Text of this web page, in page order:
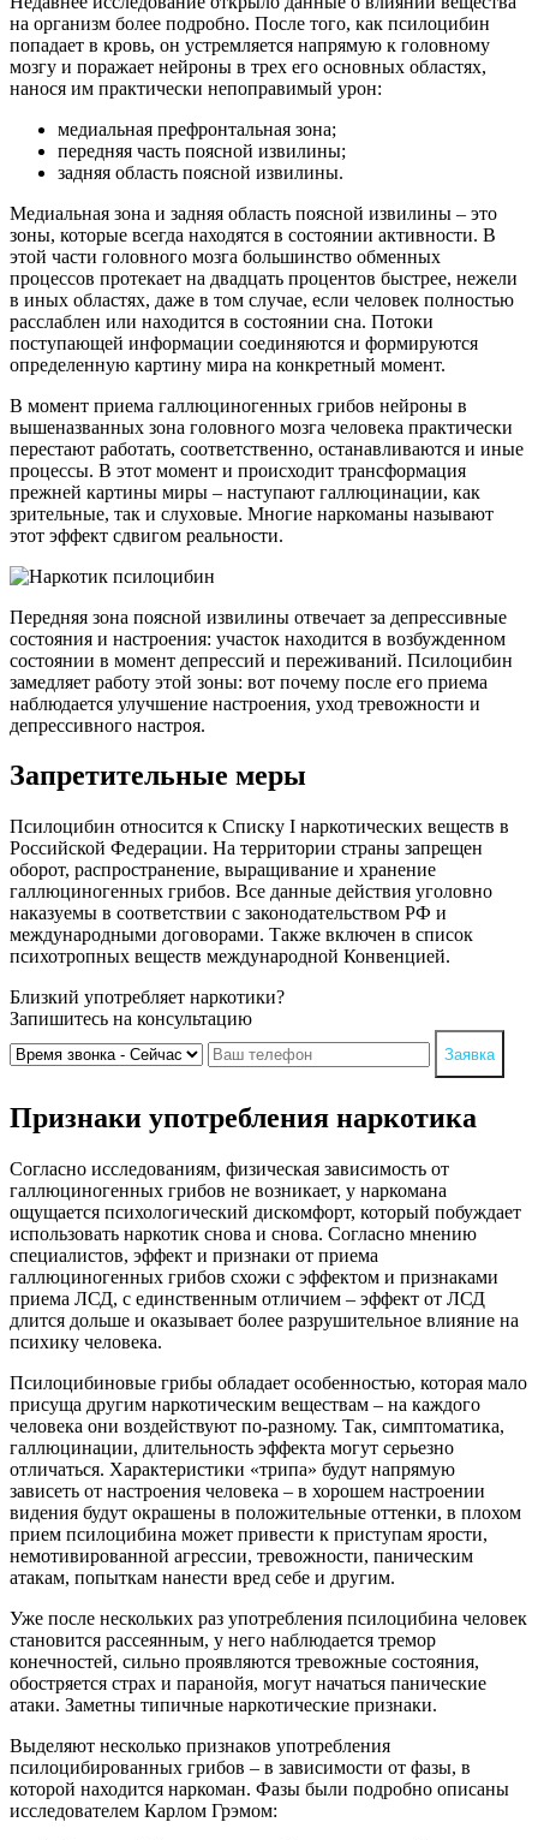
на организм более подробно. После того, как псилоцибин
попадает в кровь, он устремляется напрямую к головному
мозгу и поражает нейроны в трех его основных областях,
нанося им практически непоправимый урон:
медиальная префронтальная зона;
передняя часть поясной извилины;
задняя область поясной извилины.
Медиальная зона и задняя область поясной извилины – это
зоны, которые всегда находятся в состоянии активности. В
этой части головного мозга большинство обменных
процессов протекает на двадцать процентов быстрее, нежели
в иных областях, даже в том случае, если человек полностью
расслаблен или находится в состоянии сна. Потоки
поступающей информации соединяются и формируются
определенную картину мира на конкретный момент.
В момент приема галлюциногенных грибов нейроны в
вышеназванных зона головного мозга человека практически
перестают работать, соответственно, останавливаются и иные
процессы. В этот момент и происходит трансформация
прежней картины миры – наступают галлюцинации, как
зрительные, так и слуховые. Многие наркоманы называют
этот эффект сдвигом реальности.
Передняя зона поясной извилины отвечает за депрессивные
состояния и настроения: участок находится в возбужденном
состоянии в момент депрессий и переживаний. Псилоцибин
замедляет работу этой зоны: вот почему после его приема
наблюдается улучшение настроения, уход тревожности и
депрессивного настроя.
Запретительные меры
Псилоцибин относится к Списку I наркотических веществ в
Российской Федерации. На территории страны запрещен
оборот, распространение, выращивание и хранение
галлюциногенных грибов. Все данные действия уголовно
наказуемы в соответствии с законодательством РФ и
международными договорами. Также включен в список
психотропных веществ международной Конвенцией.
Близкий употребляет наркотики?
Запишитесь на консультацию
Заявка
Признаки употребления наркотика
Согласно исследованиям, физическая зависимость от
галлюциногенных грибов не возникает, у наркомана
ощущается психологический дискомфорт, который побуждает
использовать наркотик снова и снова. Согласно мнению
специалистов, эффект и признаки от приема
галлюциногенных грибов схожи с эффектом и признаками
приема ЛСД, с единственным отличием – эффект от ЛСД
длится дольше и оказывает более разрушительное влияние на
психику человека.
Псилоцибиновые грибы обладает особенностью, которая мало
присуща другим наркотическим веществам – на каждого
человека они воздействуют по-разному. Так, симптоматика,
галлюцинации, длительность эффекта могут серьезно
отличаться. Характеристики «трипа» будут напрямую
зависеть от настроения человека – в хорошем настроении
видения будут окрашены в положительные оттенки, в плохом
прием псилоцибина может привести к приступам ярости,
немотивированной агрессии, тревожности, паническим
атакам, попыткам нанести вред себе и другим.
Уже после нескольких раз употребления псилоцибина человек
становится рассеянным, у него наблюдается тремор
конечностей, сильно проявляются тревожные состояния,
обостряется страх и паранойя, могут начаться панические
атаки. Заметны типичные наркотические признаки.
Выделяют несколько признаков употребления
псилоцибированных грибов – в зависимости от фазы, в
которой находится наркоман. Фазы были подробно описаны
исследователем Карлом Грэмом: